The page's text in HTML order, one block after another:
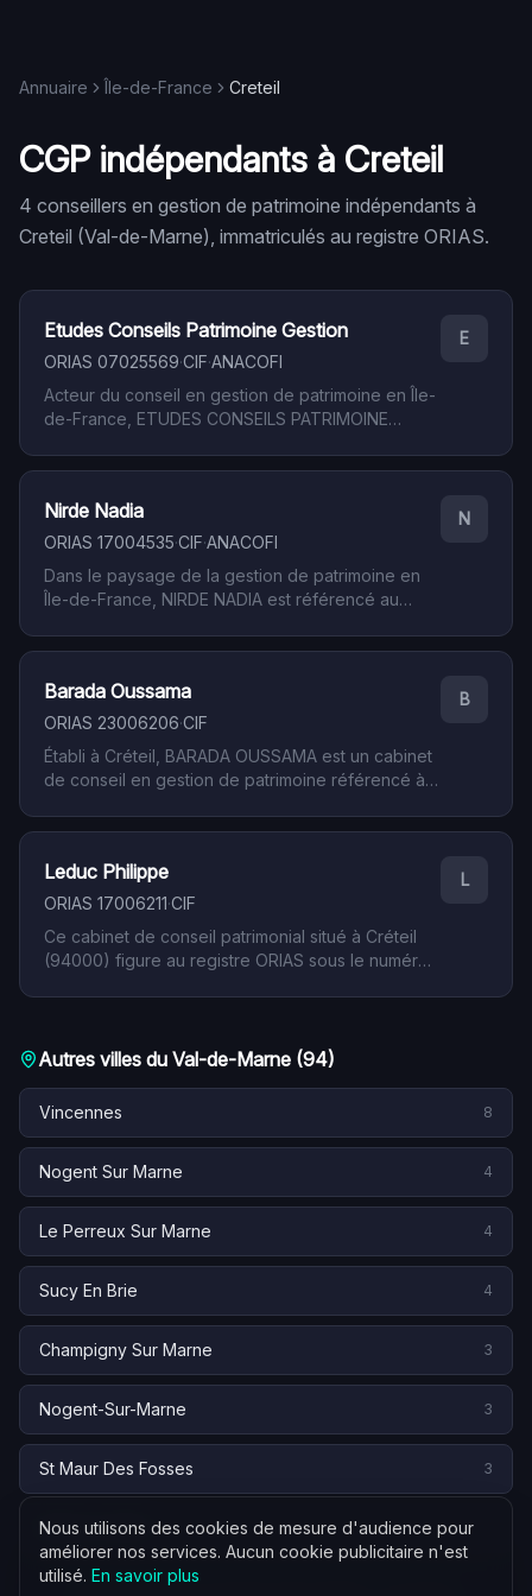
Annuaire Île-de-France Creteil
CGP indépendants à Creteil
4 conseillers en gestion de patrimoine indépendants à
Creteil (Val-de-Marne), immatriculés au registre ORIAS.
Etudes Conseils Patrimoine Gestion
ORIAS 07025569·CIF·ANACOFI
Acteur du conseil en gestion de patrimoine en Île-
de-France, ETUDES CONSEILS PATRIMOINE
numéro 07025569. Le cabinet, basé à Creteil (94
Investissements Financiers (CIF). Ce statut,
contrôlé par l'AMF via les associations
conseil en placements financiers à destination de
la clientèle privée.
E
Nirde Nadia
ORIAS 17004535·CIF·ANACOFI
Dans le paysage de la gestion de patrimoine en
Île-de-France, NIRDE NADIA est référencé au
et finance (ORIAS) sous le numéro 17004535.
dispose du statut de Conseiller en Investissements
Financiers. Cette inscription confirme le respect
des obligations réglementaires applicables à
l'activité de conseil en investissements financiers.
N
Barada Oussama
ORIAS 23006206·CIF
Établi à Créteil, BARADA OUSSAMA est un cabinet
de conseil en gestion de patrimoine référencé à
de Conseiller en Investissements Financiers (CIF)
conseil sur les instruments financiers et les
services d'investissement. La structure intervient
largement en Île-de-France.
B
Leduc Philippe
ORIAS 17006211·CIF
Ce cabinet de conseil patrimonial situé à Créteil
(94000) figure au registre ORIAS sous le numéro
l'intermédiation financière. LEDUC PHILIPPE
cadre réglementaire propre aux conseillers en
L
Autres villes du Val-de-Marne (94)
Vincennes 8
Nogent Sur Marne 4
Le Perreux Sur Marne 4
Sucy En Brie 4
Champigny Sur Marne 3
Nogent-Sur-Marne 3
St Maur Des Fosses 3
Maisons-Alfort
Nous utilisons des cookies de mesure d'audience pour
améliorer nos services. Aucun cookie publicitaire n'est
utilisé. En savoir plus